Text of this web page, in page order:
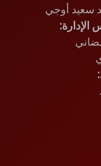
سعيد أوجي